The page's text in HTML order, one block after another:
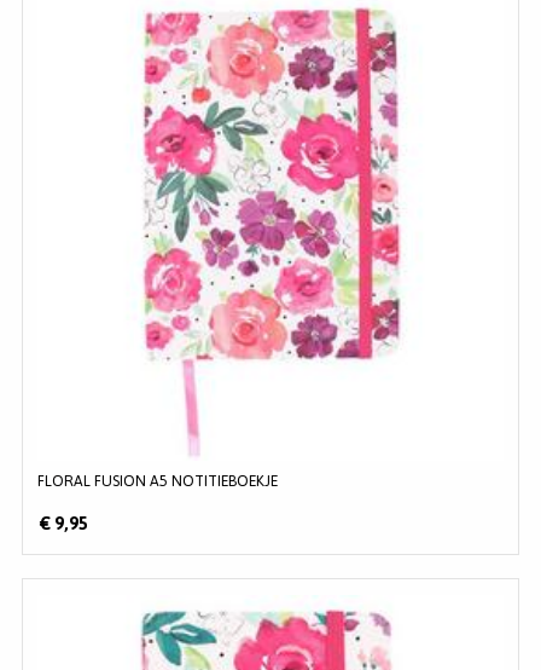
FLORAL FUSION A5 NOTITIEBOEKJE
€ 9,95